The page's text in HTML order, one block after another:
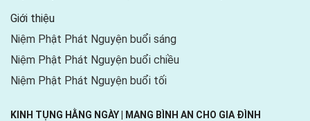
Giới thiệu
Niệm Phật Phát Nguyện buổi sáng
Niệm Phật Phát Nguyện buổi chiều
Niệm Phật Phát Nguyện buổi tối
KINH TỤNG HẰNG NGÀY | MANG BÌNH AN CHO GIA ĐÌNH